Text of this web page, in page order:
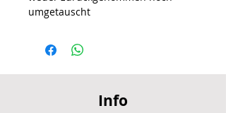
umgetauscht
Info